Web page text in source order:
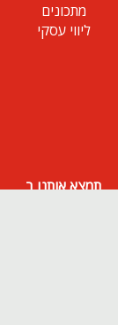
מתכונים
ליווי עסקי
תמצא אותנו ב